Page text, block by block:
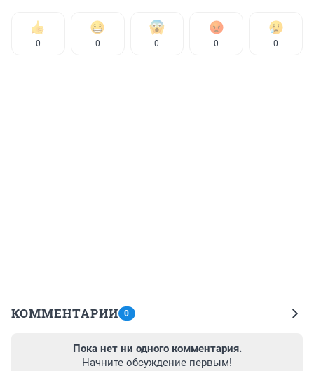
0 0 0 0 0
КОММЕНТАРИИ 0
Пока нет ни одного комментария.
Начните обсуждение первым!